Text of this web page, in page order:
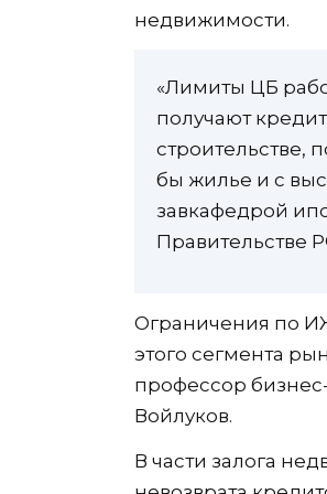
недвижимости.
«Лимиты ЦБ
получают
строительстве,
бы жилье и с
завкафедрой
Правительстве
Ограничения по
этого сегмента
профессор
Войлуков.
В части залога